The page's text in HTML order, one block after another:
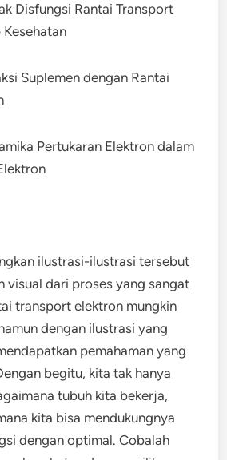
Disfungsi Rantai Transport
Suplemen dengan Rantai
Pertukaran Elektron dalam
ilustrasi-ilustrasi tersebut
visual dari proses yang sangat
transport elektron mungkin
dengan ilustrasi yang
pemahaman yang
begitu, kita tak hanya
tubuh kita bekerja,
kita bisa mendukungnya
dengan optimal. Cobalah